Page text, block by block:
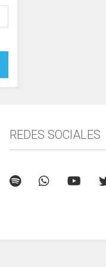
REDES SOCIALES